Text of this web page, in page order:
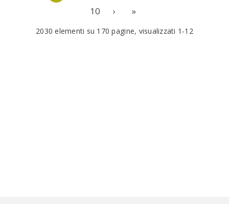
10
› »
2030 elementi su 170 pagine, visualizzati 1-12